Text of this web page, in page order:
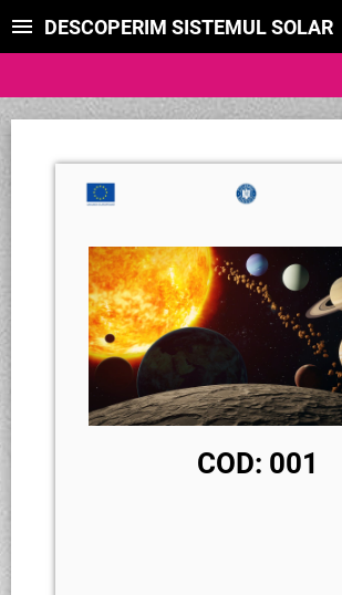
DESCOPERIM SISTEMUL SOLAR
COD: 001